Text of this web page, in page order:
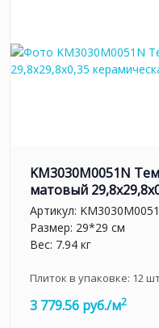
KM3030M0051N
матовый
Артикул:
Размер: 29*29 см
Вес: 7.94 кг
Плиток в упаковке: 12
3 779.56 руб./м2